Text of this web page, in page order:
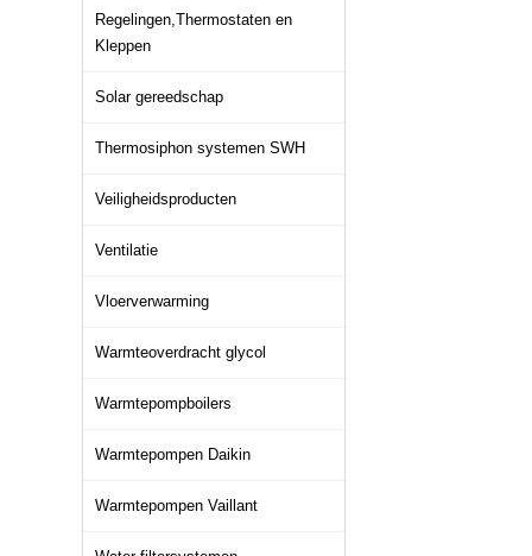
Regelingen,Thermostaten en
Kleppen
Solar gereedschap
Thermosiphon systemen SWH
Veiligheidsproducten
Ventilatie
Vloerverwarming
Warmteoverdracht glycol
Warmtepompboilers
Warmtepompen Daikin
Warmtepompen Vaillant